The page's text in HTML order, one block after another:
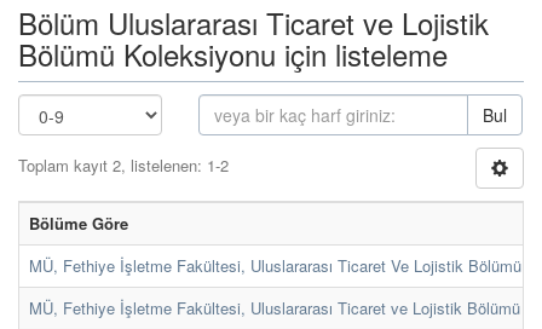
Bölüm Uluslararası Ticaret ve Lojistik
Bölümü Koleksiyonu için listeleme
Bul
Toplam kayıt 2, listelenen: 1-2
Bölüme Göre
MÜ, Fethiye İşletme Fakültesi, Uluslararası Ticaret Ve Lojistik Bölümü
MÜ, Fethiye İşletme Fakültesi, Uluslararası Ticaret ve Lojistik Bölümü